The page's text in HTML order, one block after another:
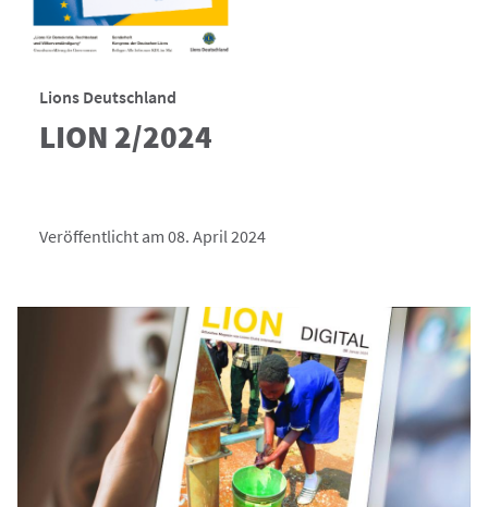
Lions Deutschland
LION 2/2024
Veröffentlicht am 08. April 2024